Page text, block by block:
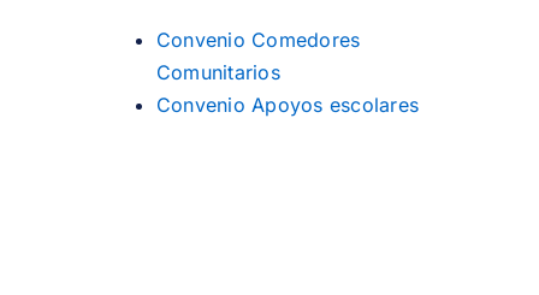
Convenio Comedores
Comunitarios
Convenio Apoyos escolares